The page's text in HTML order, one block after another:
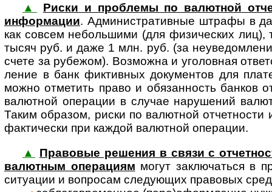
▲
Риски и проблемы по валютной
информации. Админи­стра­тив­ные штра­фы в
как сов­сем неболь­шими (для физи­чес­ких лиц),
тысяч руб. и даже 1 млн. руб. (за
счете за рубе­жом). Воз­можна и уго­лов­ная
ление в банк фикт­ив­ных доку­мен­тов для
можно отме­тить право и обя­зан­ность бан­ков
валют­ной опе­ра­ции в слу­чае нару­шений
Таким обра­зом, риски по валют­ной отчет­ности
факти­чески при каж­дой валют­ной опе­рации.
▲
Правовые решения в связи с
валют­ным опе­ра­циям могут за­клю­ча­ться в
ситу­ации и воп­ро­сам сле­дую­щих пра­во­вых